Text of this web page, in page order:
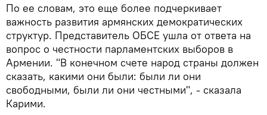
По ее словам, это еще более подчеркивает
важность развития армянских демократических
структур. Представитель ОБСЕ ушла от ответа на
вопрос о честности парламентских выборов в
Армении. "В конечном счете народ страны должен
сказать, какими они были: были ли они
свободными, были ли они честными", - сказала
Карими.